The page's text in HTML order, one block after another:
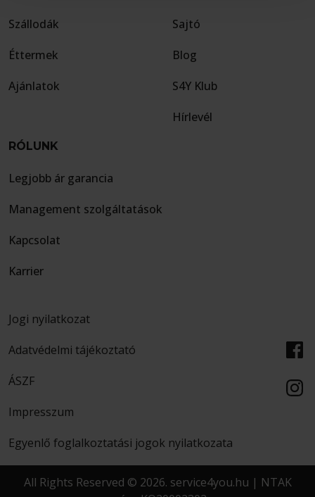
Szállodák
Éttermek
Ajánlatok
Sajtó
Blog
S4Y Klub
Hírlevél
RÓLUNK
Legjobb ár garancia
Management szolgáltatások
Kapcsolat
Karrier
Jogi nyilatkozat
Adatvédelmi tájékoztató
ÁSZF
Impresszum
Egyenlő foglalkoztatási jogok nyilatkozata
All Rights Reserved © 2026. service4you.hu | NTAK